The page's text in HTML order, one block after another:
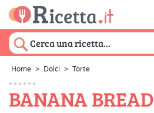
Home > Dolci > Torte
BANANA BREAD